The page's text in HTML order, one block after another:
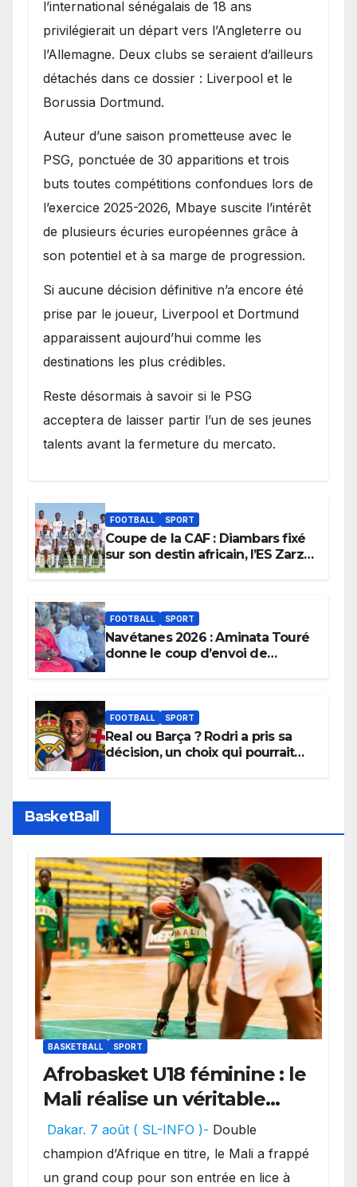
l’international sénégalais de 18 ans
privilégierait un départ vers l’Angleterre ou
l’Allemagne. Deux clubs se seraient d’ailleurs
détachés dans ce dossier : Liverpool et le
Borussia Dortmund.
Auteur d’une saison prometteuse avec le
PSG, ponctuée de 30 apparitions et trois
buts toutes compétitions confondues lors de
l’exercice 2025-2026, Mbaye suscite l’intérêt
de plusieurs écuries européennes grâce à
son potentiel et à sa marge de progression.
Si aucune décision définitive n’a encore été
prise par le joueur, Liverpool et Dortmund
apparaissent aujourd’hui comme les
destinations les plus crédibles.
Reste désormais à savoir si le PSG
acceptera de laisser partir l’un de ses jeunes
talents avant la fermeture du mercato.
FOOTBALL SPORT
Coupe de la CAF : Diambars fixé
sur son destin africain, l’ES Zarzis
FOOTBALL SPORT
Navétanes 2026 : Aminata Touré
donne le coup d’envoi de
apaisées.
FOOTBALL SPORT
Real ou Barça ? Rodri a pris sa
décision, un choix qui pourrait
BasketBall
BASKETBALL SPORT
Afrobasket U18 féminine : le
Mali réalise un véritable
festival offensif et inflige
une lourde défaite au
Bénin.
Dakar. 7 août ( SL-INFO )- Double
champion d’Afrique en titre, le Mali a frappé
un grand coup pour son entrée en lice à